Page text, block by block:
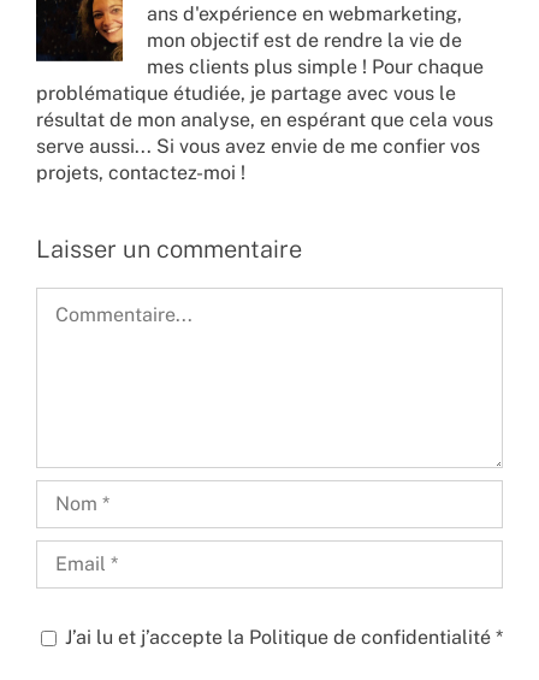
ans d'expérience en webmarketing,
mon objectif est de rendre la vie de
mes clients plus simple ! Pour chaque
problématique étudiée, je partage avec vous le
résultat de mon analyse, en espérant que cela vous
serve aussi... Si vous avez envie de me confier vos
projets, contactez-moi !
Laisser un commentaire
J’ai lu et j’accepte la Politique de confidentialité *